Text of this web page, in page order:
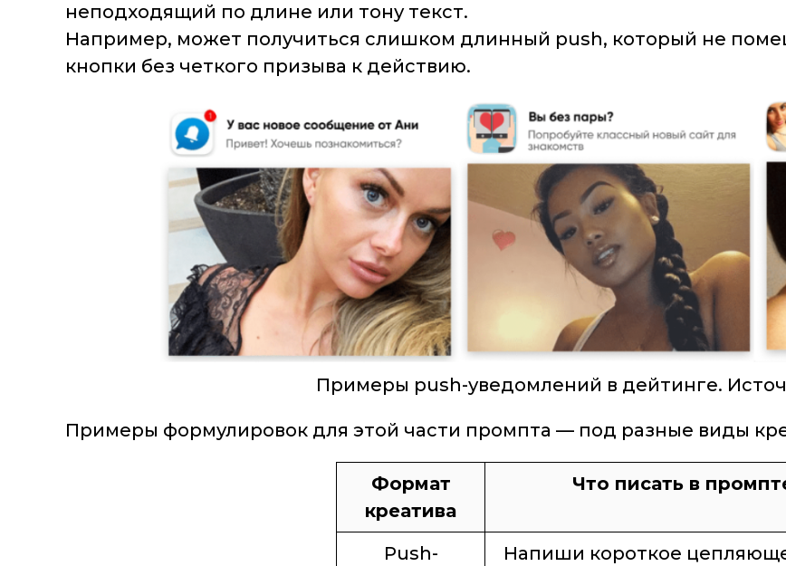
неподходящий по длине или тону текст.
Например, может получиться слишком длинный push, который не
кнопки без четкого призыва к действию.
Примеры push-уведомлений в дейтинге.
Примеры формулировок для этой части промпта — под разные виды
Формат
креатива
Что писать в
Push-
Напиши короткое